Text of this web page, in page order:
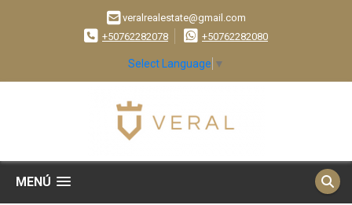
veralrealestate@gmail.com
+50762282078
+50762282080
Select Language ▼
MENÚ